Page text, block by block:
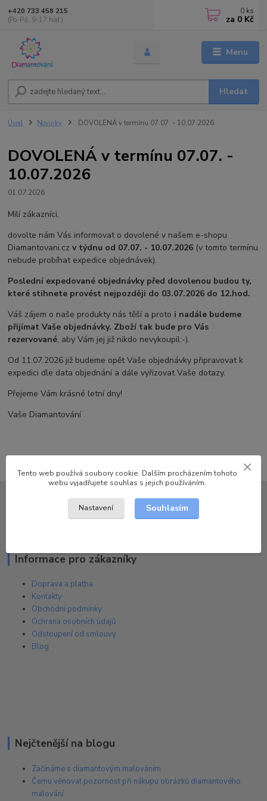
Menu
Hledat
+420 733 458 215
(Po-Pá, 9-17 hod.)
0 ks
za 0 Kč
Úvod Novinky DOVOLENÁ v termínu 07.07. - 10.07.2026
DOVOLENÁ v termínu 07.07. -
10.07.2026
01.07.2026
Milí zákazníci,
dovolte nám Vás informovat o dovolené v našem e-shopu
Diamantovani.czv týdnu od 07.07. - 10.07.2026 (v tomto termínu
nebude probíhat expedice objednávek).
Poslední expedované objednávky před dovolenou budou ty,
které stihnete provést nejpozději do 03.07.2026 do 12.hod.
Váš zájem o naše produkty nás těší a proto i nadále budeme
přijímat Vaše objednávky. Zboží tak bude pro Vás
rezervované, aby Vám jej již nikdo nevykoupil:-).
Od 11.07.2026 již budeme opět Vaše objednávky připravovat k
expedici dle data objednání a dále vyřizovat Vaše dotazy.
Přejeme Vám krásné letní dny!
Vaše Diamantování
Informace pro zákazníky
Doprava a platba
Kontakty
Obchodní podmínky
Ochrana osobních údajů
Odstoupení od smlouvy
Blog
Nejčtenější na blogu
Začínáme s diamantovým malováním
Čemu věnovat pozornost při nákupu obrázků diamantového
malování
Tento web používá soubory cookie. Dalším procházením tohoto
webu vyjadřujete souhlas s jejich používáním.
Nastavení Souhlasím